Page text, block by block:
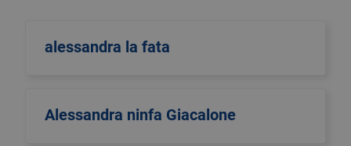
alessandra la fata
Alessandra ninfa Giacalone